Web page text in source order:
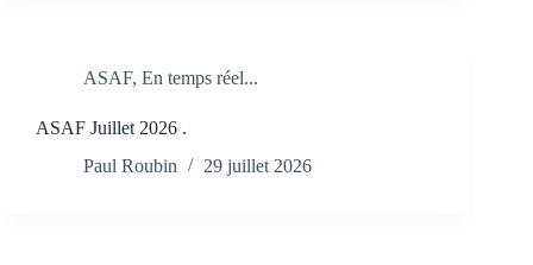
ASAF, En temps réel...
ASAF Juillet 2026 .
Paul Roubin
29 juillet 2026